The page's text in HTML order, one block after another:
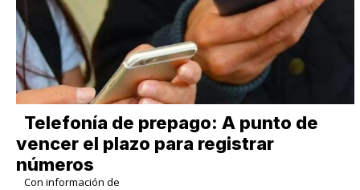
Telefonía de prepago: A punto de
vencer el plazo para registrar
números
Con información de